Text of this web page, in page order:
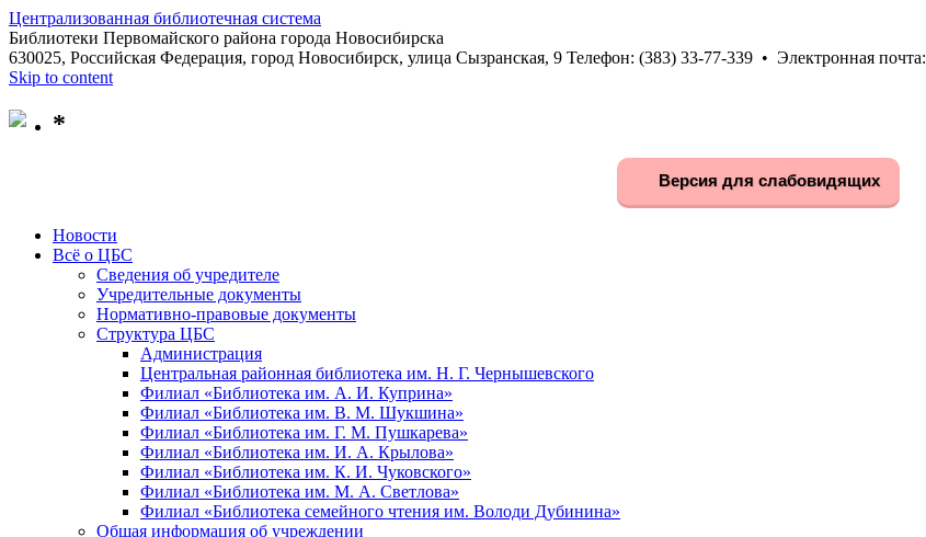
Централизованная библиотечная система
Библиотеки Первомайского района города Новосибирска
630025, Российская Федерация, город Новосибирск, улица Сызранская, 9 Телефон: (383) 33-77-339 • Электронная почта:
Skip to content
*
Версия для слабовидящих
Новости
Всё о ЦБС
Сведения об учредителе
Учредительные документы
Нормативно-правовые документы
Структура ЦБС
Администрация
Центральная районная библиотека им. Н. Г. Чернышевского
Филиал «Библиотека им. А. И. Куприна»
Филиал «Библиотека им. В. М. Шукшина»
Филиал «Библиотека им. Г. М. Пушкарева»
Филиал «Библиотека им. И. А. Крылова»
Филиал «Библиотека им. К. И. Чуковского»
Филиал «Библиотека им. М. А. Светлова»
Филиал «Библиотека семейного чтения им. Володи Дубинина»
Общая информация об учреждении